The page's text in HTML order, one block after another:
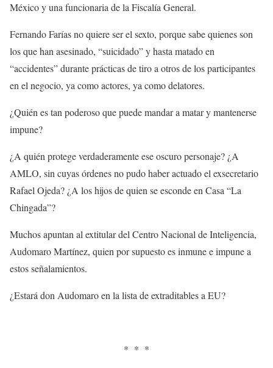
México y una funcionaria de la Fiscalía General.
Fernando Farías no quiere ser el sexto, porque sabe quienes son
los que han asesinado, “suicidado” y hasta matado en
“accidentes” durante prácticas de tiro a otros de los participantes
en el negocio, ya como actores, ya como delatores.
¿Quién es tan poderoso que puede mandar a matar y mantenerse
impune?
¿A quién protege verdaderamente ese oscuro personaje? ¿A
AMLO, sin cuyas órdenes no pudo haber actuado el exsecretario
Rafael Ojeda? ¿A los hijos de quien se esconde en Casa “La
Chingada”?
Muchos apuntan al extitular del Centro Nacional de Inteligencia,
Audomaro Martínez, quien por supuesto es inmune e impune a
estos señalamientos.
¿Estará don Audomaro en la lista de extraditables a EU?
* * *